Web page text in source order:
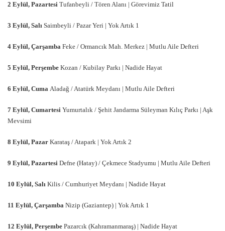
2 Eylül, Pazartesi Tufanbeyli / Tören Alanı | Görevimiz Tatil
3 Eylül, Salı Saimbeyli / Pazar Yeri | Yok Artık 1
4 Eylül, Çarşamba Feke / Ormancık Mah. Merkez | Mutlu Aile Defteri
5 Eylül, Perşembe Kozan / Kubilay Parkı | Nadide Hayat
6 Eylül, Cuma Aladağ / Atatürk Meydanı | Mutlu Aile Defteri
7 Eylül, Cumartesi Yumurtalık / Şehit Jandarma Süleyman Kılıç Parkı | Aşk
Mevsimi
8 Eylül, Pazar Karataş / Atapark | Yok Artık 2
9 Eylül, Pazartesi Defne (Hatay) / Çekmece Stadyumu | Mutlu Aile Defteri
10 Eylül, Salı Kilis / Cumhuriyet Meydanı | Nadide Hayat
11 Eylül, Çarşamba Nizip (Gaziantep) | Yok Artık 1
12 Eylül, Perşembe Pazarcık (Kahramanmaraş) | Nadide Hayat